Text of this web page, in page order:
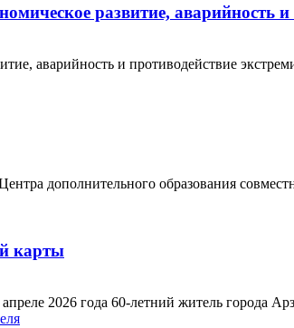
развитие, аварийность и
аварийность и противодействие
дополнительного образования
карты
2026 года 60-летний житель города